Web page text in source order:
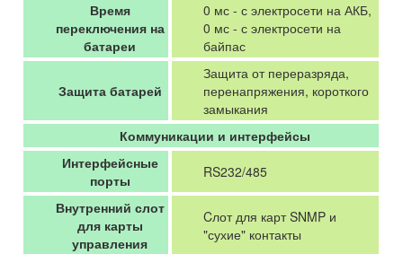
Время
переключения на
батареи
0 мс - с электросети на АКБ,
0 мс - с электросети на
байпас
Защита батарей
Защита от переразряда,
перенапряжения, короткого
замыкания
Коммуникации и интерфейсы
Интерфейсные
порты
RS232/485
Внутренний слот
для карты
управления
Cлот для карт SNMP и
"сухие" контакты